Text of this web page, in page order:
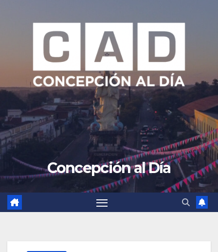
Concepción al Día